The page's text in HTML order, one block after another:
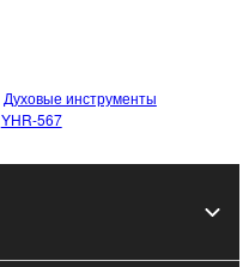
Духовые инструменты
YHR-567